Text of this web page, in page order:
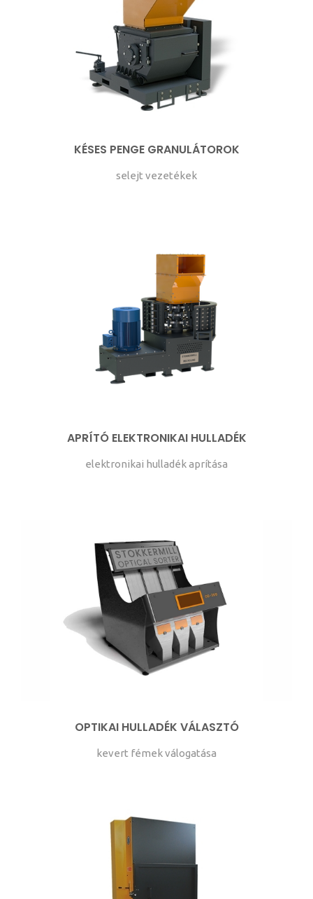
KÉSES PENGE GRANULÁTOROK
selejt vezetékek
APRÍTÓ ELEKTRONIKAI HULLADÉK
elektronikai hulladék aprítása
OPTIKAI HULLADÉK VÁLASZTÓ
kevert fémek válogatása